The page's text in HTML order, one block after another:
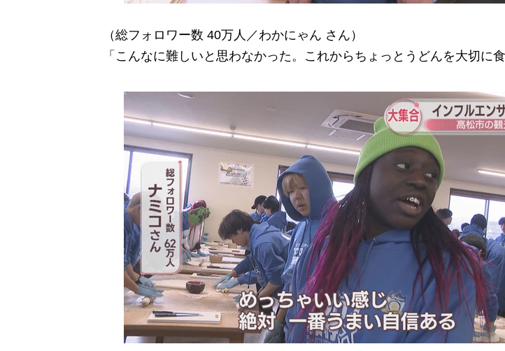
（総フォロワー数 40万人／わかにゃん さん）
「こんなに難しいと思わなかった。これからちょっとうどんを大切に食